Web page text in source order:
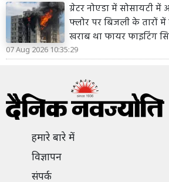
ग्रेटर नोएडा में सोसायटी
फ्लोर पर बिजली के
खराब था फायर फाइटिंग
07 Aug 2026 10:35:29
हमारे बारे में
विज्ञापन
संपर्क